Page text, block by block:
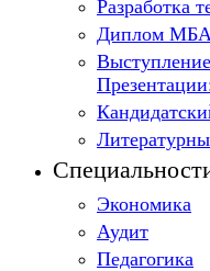
Разработка
Диплом
Экономика
Аудит
Педагогика